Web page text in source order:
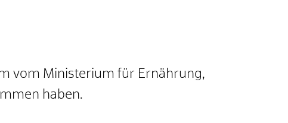
vom Ministerium für Ernährung,
haben.